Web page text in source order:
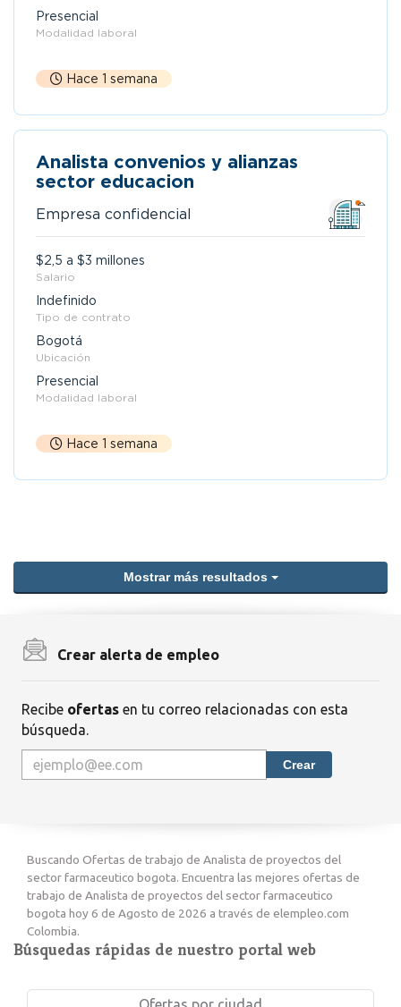
Presencial
Modalidad laboral
Hace 1 semana
Analista convenios y alianzas
sector educacion
Empresa confidencial
$2,5 a $3 millones
Salario
Indefinido
Tipo de contrato
Bogotá
Ubicación
Presencial
Modalidad laboral
Hace 1 semana
Mostrar más resultados
Crear alerta de empleo
Recibe ofertas en tu correo relacionadas con esta
búsqueda.
Crear
Buscando Ofertas de trabajo de Analista de proyectos del
sector farmaceutico bogota. Encuentra las mejores ofertas de
trabajo de Analista de proyectos del sector farmaceutico
bogota hoy 6 de Agosto de 2026 a través de elempleo.com
Colombia.
Búsquedas rápidas de nuestro portal web